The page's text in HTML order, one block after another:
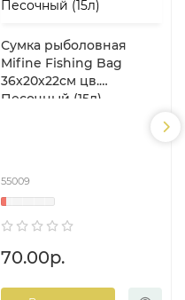
Сумка рыболовная
Mifine Fishing Bag
36х20х22см цв.
Песочный (15л)
55009
70.00р.